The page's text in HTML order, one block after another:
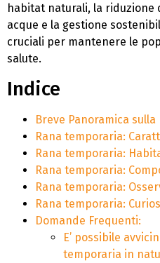
habitat naturali, la riduzione
acque e la gestione
cruciali per mantenere le
salute.
Indice
Breve Panoramica sulla
Rana temporaria:
Rana temporaria:
Rana temporaria:
Rana temporaria:
Rana temporaria:
Domande Frequenti:
E’ possibile
temporaria in